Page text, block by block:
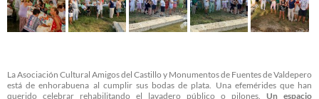
La Asociación Cultural Amigos del Castillo y Monumentos de Fuentes de Valdepero
está de enhorabuena al cumplir sus bodas de plata. Una efemérides que han
querido celebrar rehabilitando el lavadero público o pilones. Un espacio